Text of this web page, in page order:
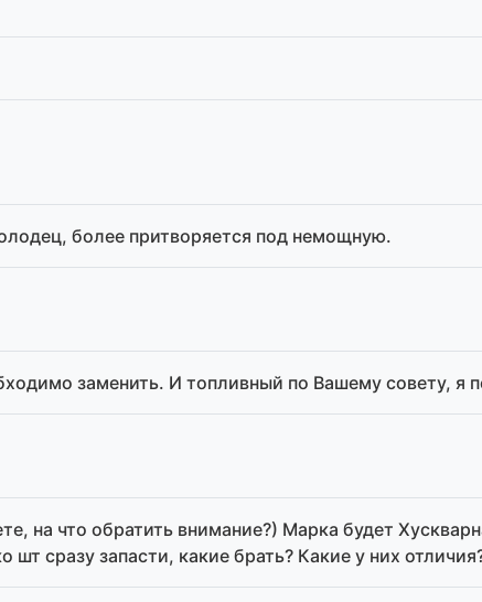
более притворяется под немощную.
заменить. И топливный по Вашему совету, я
на что обратить внимание?) Марка будет
сразу запасти, какие брать? Какие у них